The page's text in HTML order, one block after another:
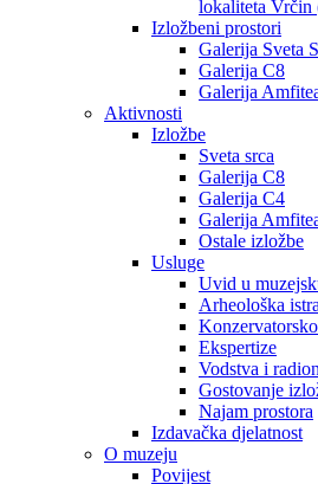
lokaliteta Vrčin
Izložbeni prostori
Galerija Sveta
Galerija C8
Galerija
Aktivnosti
Izložbe
Sveta srca
Galerija C8
Galerija C4
Galerija
Ostale izložbe
Usluge
Uvid u
Arheološka
Ekspertize
Vodstva i
Gostovanje
Najam prostora
Izdavačka djelatnost
O muzeju
Povijest